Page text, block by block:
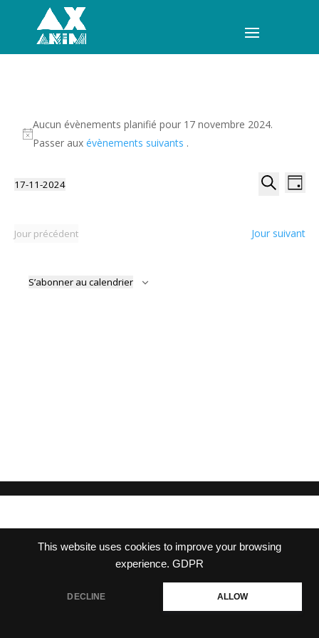
This website uses cookies to improve your browsing
experience. GDPR
DECLINE ALLOW
Aucun évènements planifié pour 17 novembre 2024.
Passer auxévènements suivants .
Recherche
de
de
Jour
17-11-2024
date.
Jour précédent Jour suivant
S’abonner au calendrier